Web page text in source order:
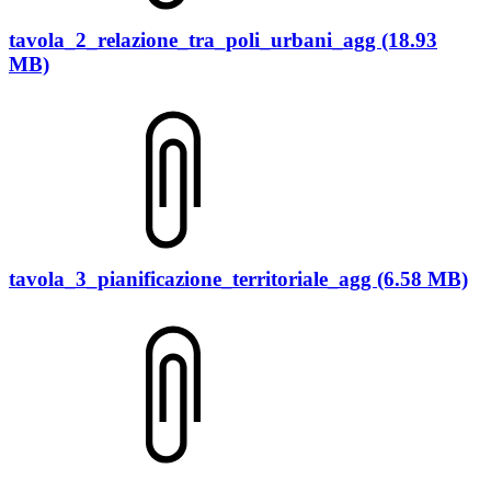
tavola_2_relazione_tra_poli_urbani_agg (18.93
MB)
tavola_3_pianificazione_territoriale_agg (6.58 MB)